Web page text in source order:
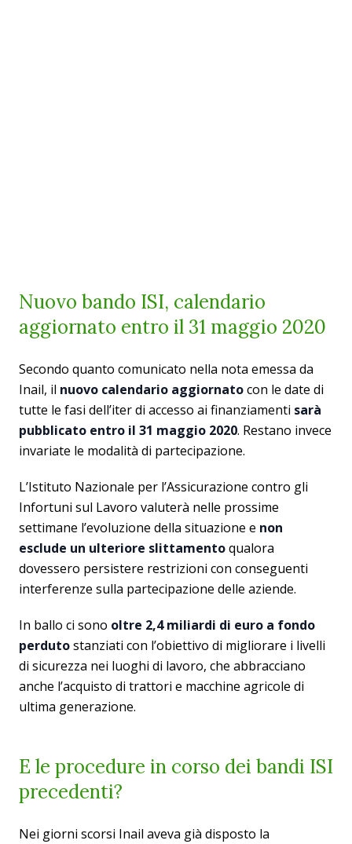
Nuovo bando ISI, calendario
aggiornato entro il 31 maggio 2020
Secondo quanto comunicato nella nota emessa da
Inail, il nuovo calendario aggiornatocon le date di
tutte le fasi dell’iter di accesso ai finanziamenti sarà
pubblicato entro il 31 maggio 2020. Restano invece
invariate le modalità di partecipazione.
L’Istituto Nazionale per l’Assicurazione contro gli
Infortuni sul Lavoro valuterà nelle prossime
settimane l’evoluzione della situazione e non
esclude un ulteriore slittamentoqualora
dovessero persistere restrizioni con conseguenti
interferenze sulla partecipazione delle aziende.
In ballo ci sono oltre 2,4 miliardi di euro a fondo
perdutostanziati con l’obiettivo di migliorare i livelli
di sicurezza nei luoghi di lavoro, che abbracciano
anche l’acquisto di trattori e macchine agricole di
ultima generazione.
E le procedure in corso dei bandi ISI
precedenti?
Nei giorni scorsi Inail aveva già disposto la